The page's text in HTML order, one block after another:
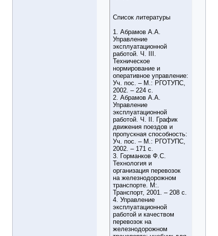
Список литературы
1. Абрамов А.А.
Управление
эксплуатационной
работой. Ч. III.
Техническое
нормирование и
оперативное управление:
Уч. пос. – М.: РГОТУПС,
2002. – 224 с.
2. Абрамов А.А.
Управление
эксплуатационной
работой. Ч. II. График
движения поездов и
пропускная способность:
Уч. пос. – М.: РГОТУПС,
2002. – 171 с.
3. Горманков Ф.С.
Технология и
организация перевозок
на железнодорожном
транспорте. М:.
Транспорт, 2001. – 208 с.
4. Управление
эксплуатационной
работой и качеством
перевозок на
железнодорожном